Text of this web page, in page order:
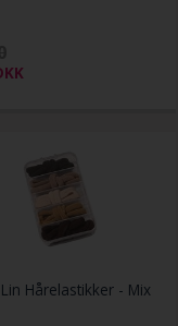
Hårelastikker - Mix